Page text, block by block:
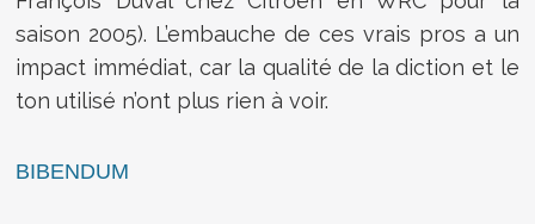
saison 2005). L’embauche de ces vrais pros a un
impact immédiat, car la qualité de la diction et le
ton utilisé n’ont plus rien à voir.
BIBENDUM